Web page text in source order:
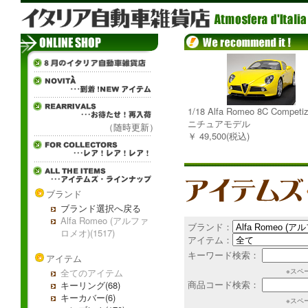
（随時更新）
ブランド
ブランド選択へ戻る
Alfa Romeo (アルファ
ロメオ)(1517)
アイテム
全てのアイテム
キーリング(68)
キーカバー(6)
1/18 Alfa Romeo 8C
ニチュアモデル
￥ 49,500(税込)
ブランド：
アイテム：
キーワード検索：
※スペ
商品コード検索：
※スペ